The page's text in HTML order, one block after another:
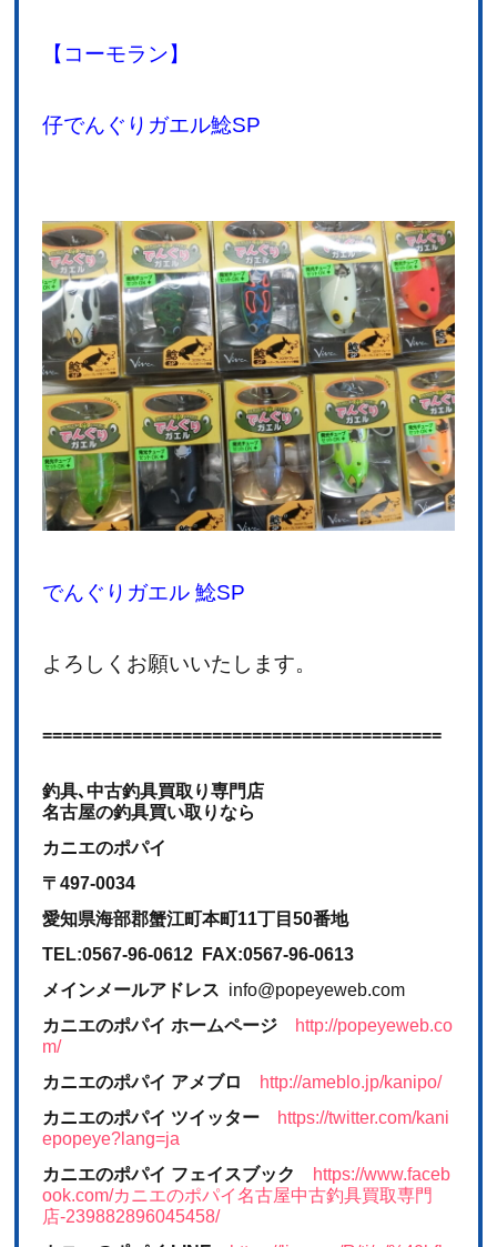
【コーモラン】
仔でんぐりガエル鯰SP
でんぐりガエル 鯰SP
よろしくお願いいたします。
========================================
釣具､中古釣具買取り専門店
名古屋の釣具買い取りなら
カニエのポパイ
〒497-0034
愛知県海部郡蟹江町本町11丁目50番地
TEL:0567-96-0612 FAX:0567-96-0613
メインメールアドレス info@popeyeweb.com
カニエのポパイ ホームページ
http://popeyeweb.co
m/
カニエのポパイ アメブロ
http://ameblo.jp/kanipo/
カニエのポパイ ツイッター
https://twitter.com/kani
epopeye?lang=ja
カニエのポパイ フェイスブック
https://www.faceb
ook.com/カニエのポパイ名古屋中古釣具買取専門
店-239882896045458/